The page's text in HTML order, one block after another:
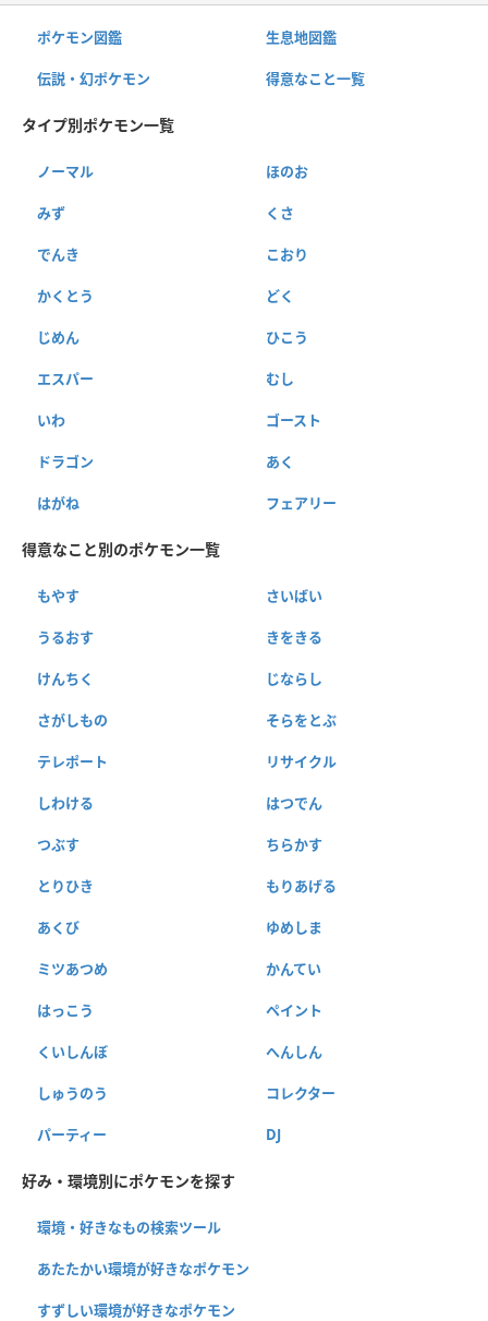
ポケモン図鑑 生息地図鑑
伝説・幻ポケモン 得意なこと一覧
タイプ別ポケモン一覧
ノーマル ほのお
みず くさ
でんき こおり
かくとう どく
じめん ひこう
エスパー むし
いわ ゴースト
ドラゴン あく
はがね フェアリー
得意なこと別のポケモン一覧
もやす さいばい
うるおす きをきる
けんちく じならし
さがしもの そらをとぶ
テレポート リサイクル
しわける はつでん
つぶす ちらかす
とりひき もりあげる
あくび ゆめしま
ミツあつめ かんてい
はっこう ペイント
くいしんぼ へんしん
しゅうのう コレクター
パーティー DJ
好み・環境別にポケモンを探す
環境・好きなもの検索ツール
あたたかい環境が好きなポケモン
すずしい環境が好きなポケモン